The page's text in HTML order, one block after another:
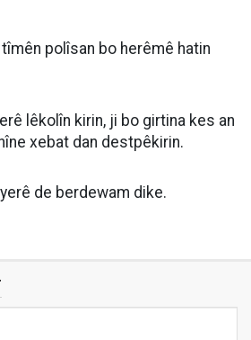
polîsan bo herêmê hatin
lêkolîn kirin, ji bo girtina kes an
xebat dan destpêkirin.
de berdewam dike.